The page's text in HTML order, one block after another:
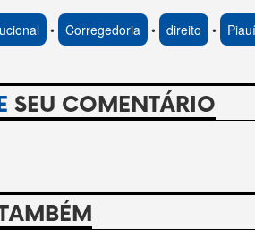
• Corregedoria • direito • Piauí
SEU COMENTÁRIO